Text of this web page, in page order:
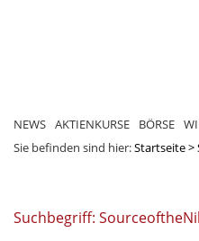
NEWS AKTIENKURSE BÖRSE
Sie befinden sind hier:Startseite>
Suchbegriff: